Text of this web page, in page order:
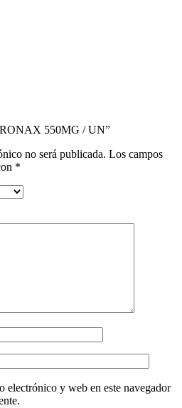
550MG / UN”
no será publicada. Los campos
*
electrónico y web en este navegador